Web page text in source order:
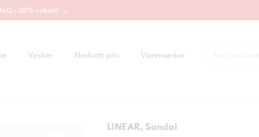
- 30% rabatt! →
Vesker Nedsatt pris Varemerker
LINEAR, Sandal